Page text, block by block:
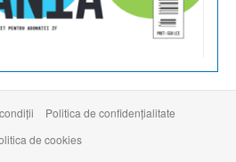
Politica de confidențialitate
de cookies